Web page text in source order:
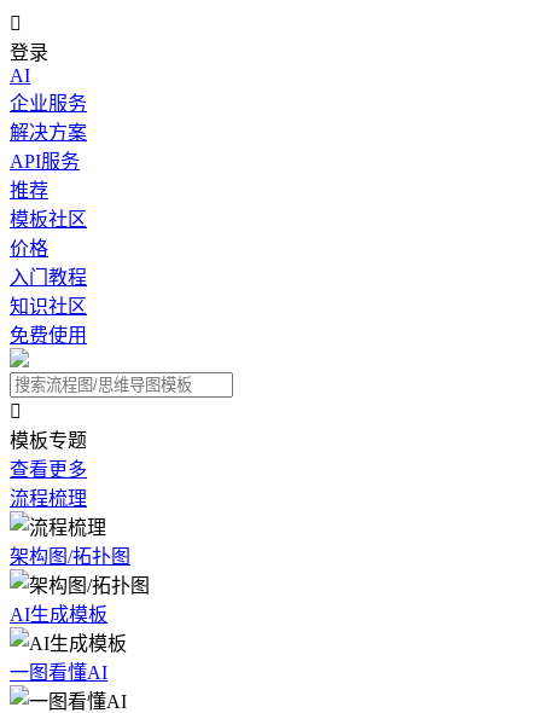

登录
AI
企业服务
解决方案
API服务
推荐
模板社区
价格
入门教程
知识社区
免费使用

模板专题
查看更多
流程梳理
架构图/拓扑图
AI生成模板
一图看懂AI